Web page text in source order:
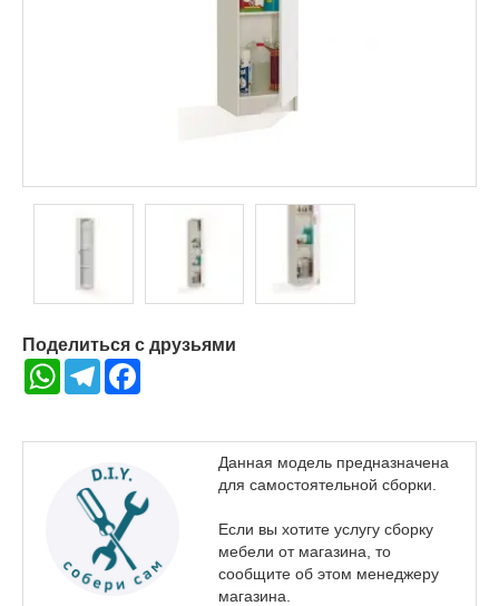
Поделиться с друзьями
WhatsAppTelegram
Данная модель предназначена
для самостоятельной сборки.
Если вы хотите услугу сборку
мебели от магазина, то
сообщите об этом менеджеру
магазина.